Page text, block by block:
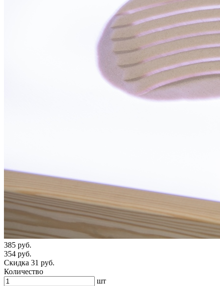
385 руб.
354 руб.
Скидка 31 руб.
Количество
шт